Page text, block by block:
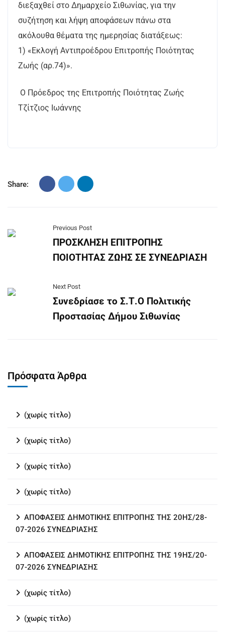
διεξαχθεί στο Δημαρχείο Σιθωνίας, για την
συζήτηση και λήψη αποφάσεων πάνω στα
ακόλουθα θέματα της ημερησίας διατάξεως:
1) «Εκλογή Αντιπροέδρου Επιτροπής Ποιότητας
Ζωής (αρ.74)».
Ο Πρόεδρος της Επιτροπής Ποιότητας Ζωής
Τζίτζιος Ιωάννης
Share:
Previous Post
ΠΡΟΣΚΛΗΣΗ ΕΠΙΤΡΟΠΗΣ
ΠΟΙΟΤΗΤΑΣ ΖΩΗΣ ΣΕ ΣΥΝΕΔΡΙΑΣΗ
Next Post
Συνεδρίασε το Σ.Τ.Ο Πολιτικής
Προστασίας Δήμου Σιθωνίας
Πρόσφατα Άρθρα
(χωρίς τίτλο)
(χωρίς τίτλο)
(χωρίς τίτλο)
(χωρίς τίτλο)
ΑΠΟΦΑΣΕΙΣ ΔΗΜΟΤΙΚΗΣ ΕΠΙΤΡΟΠΗΣ ΤΗΣ 20ΗΣ/28-
07-2026 ΣΥΝΕΔΡΙΑΣΗΣ
ΑΠΟΦΑΣΕΙΣ ΔΗΜΟΤΙΚΗΣ ΕΠΙΤΡΟΠΗΣ ΤΗΣ 19ΗΣ/20-
07-2026 ΣΥΝΕΔΡΙΑΣΗΣ
(χωρίς τίτλο)
(χωρίς τίτλο)